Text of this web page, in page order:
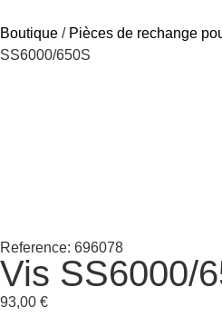
Boutique / Pièces de rechange
SS6000/650S
Reference: 696078
Vis SS6000/
93,00 €